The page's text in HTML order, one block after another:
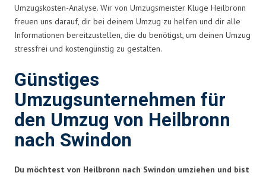
Umzugskosten-Analyse. Wir von Umzugsmeister Kluge Heilbronn
freuen uns darauf, dir bei deinem Umzug zu helfen und dir alle
Informationen bereitzustellen, die du benötigst, um deinen Umzug
stressfrei und kostengünstig zu gestalten.
Günstiges
Umzugsunternehmen für
den Umzug von Heilbronn
nach Swindon
Du möchtest von Heilbronn nach Swindon umziehen und bist